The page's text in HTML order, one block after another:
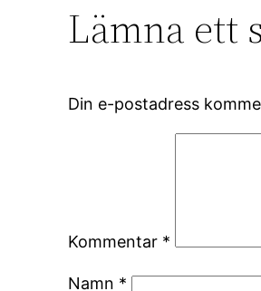
Lämna ett
Din e-postadress
Kommentar *
Namn *